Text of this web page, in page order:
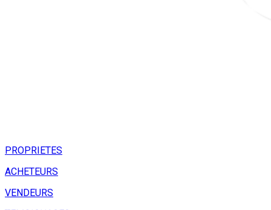
PROPRIETES
ACHETEURS
VENDEURS